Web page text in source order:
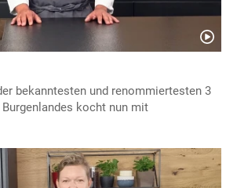
bekanntesten und renommiertesten 3
Burgenlandes kocht nun mit